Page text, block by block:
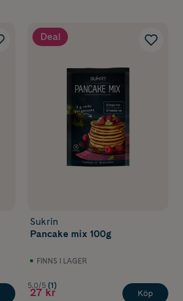
Deal
Sukrin
Pancake mix 100g
FINNS I LAGER
5.0/5 (1)
27 kr Köp